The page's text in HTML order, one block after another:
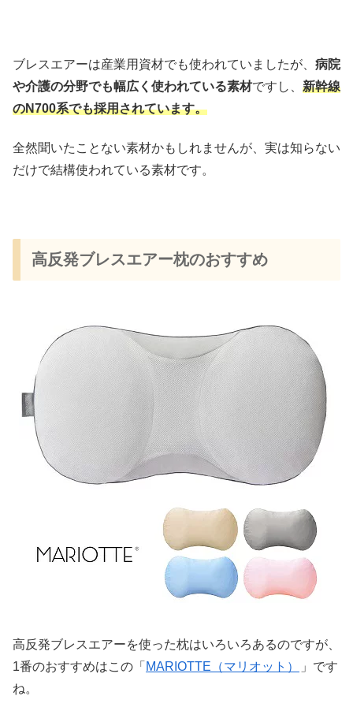
ブレスエアーは産業用資材でも使われていましたが、 病院
や介護の分野でも幅広く使われている素材ですし、 新幹線
のN700系でも採用されています。
全然聞いたことない素材かもしれませんが、実は知らない
だけで結構使われている素材です。
高反発ブレスエアー枕のおすすめ
高反発ブレスエアーを使った枕はいろいろあるのですが、
1番のおすすめはこの「 MARIOTTE（マリオット）
」です
ね。